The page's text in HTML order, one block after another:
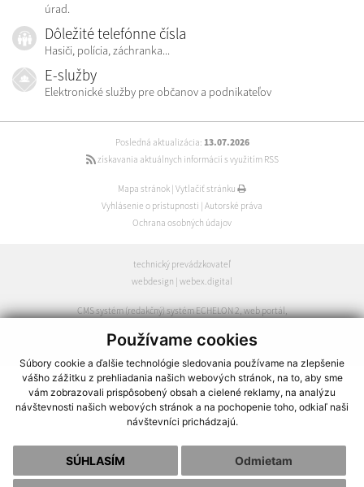
Používame cookies
Súbory cookie a ďalšie technológie sledovania používame na zlepšenie
vášho zážitku z prehliadania našich webových stránok, na to, aby sme
vám zobrazovali prispôsobený obsah a cielené reklamy, na analýzu
návštevnosti našich webových stránok a na pochopenie toho, odkiaľ naši
návštevníci prichádzajú.
SÚHLASÍM Odmietam
úrad.
Dôležité telefónne čísla
Hasiči, polícia, záchranka...
E-služby
Elektronické služby pre občanov a podnikateľov
Posledná aktualizácia: 13.07.2026
získavania aktuálnych informácií s využitím RSS
Mapa stránok Vytlačiť stránku
Vyhlásenie o prístupnosti Autorské práva
Ochrana osobných údajov
technický prevádzkovateľ
webdesign webex.digital
CMS systém (redakčný) systém ECHELON 2,web portál,
spoločnosť webex.digital